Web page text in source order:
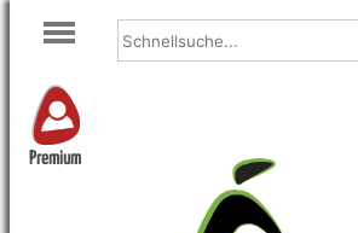
Premium